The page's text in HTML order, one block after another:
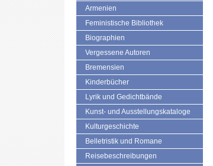
Armenien
Feministische Bibliothek
Biographien
Vergessene Autoren
Bremensien
Kinderbücher
Lyrik und Gedichtbände
Kunst- und Ausstellungskataloge
Kulturgeschichte
Belletristik und Romane
Reisebeschreibungen